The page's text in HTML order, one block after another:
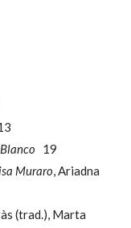
19
Muraro, Ariadna
(trad.), Marta